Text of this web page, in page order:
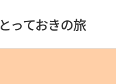
とっておきの旅